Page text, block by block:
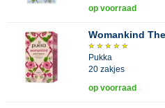
op voorraad
Womankind
Pukka
20 zakjes
op voorraad